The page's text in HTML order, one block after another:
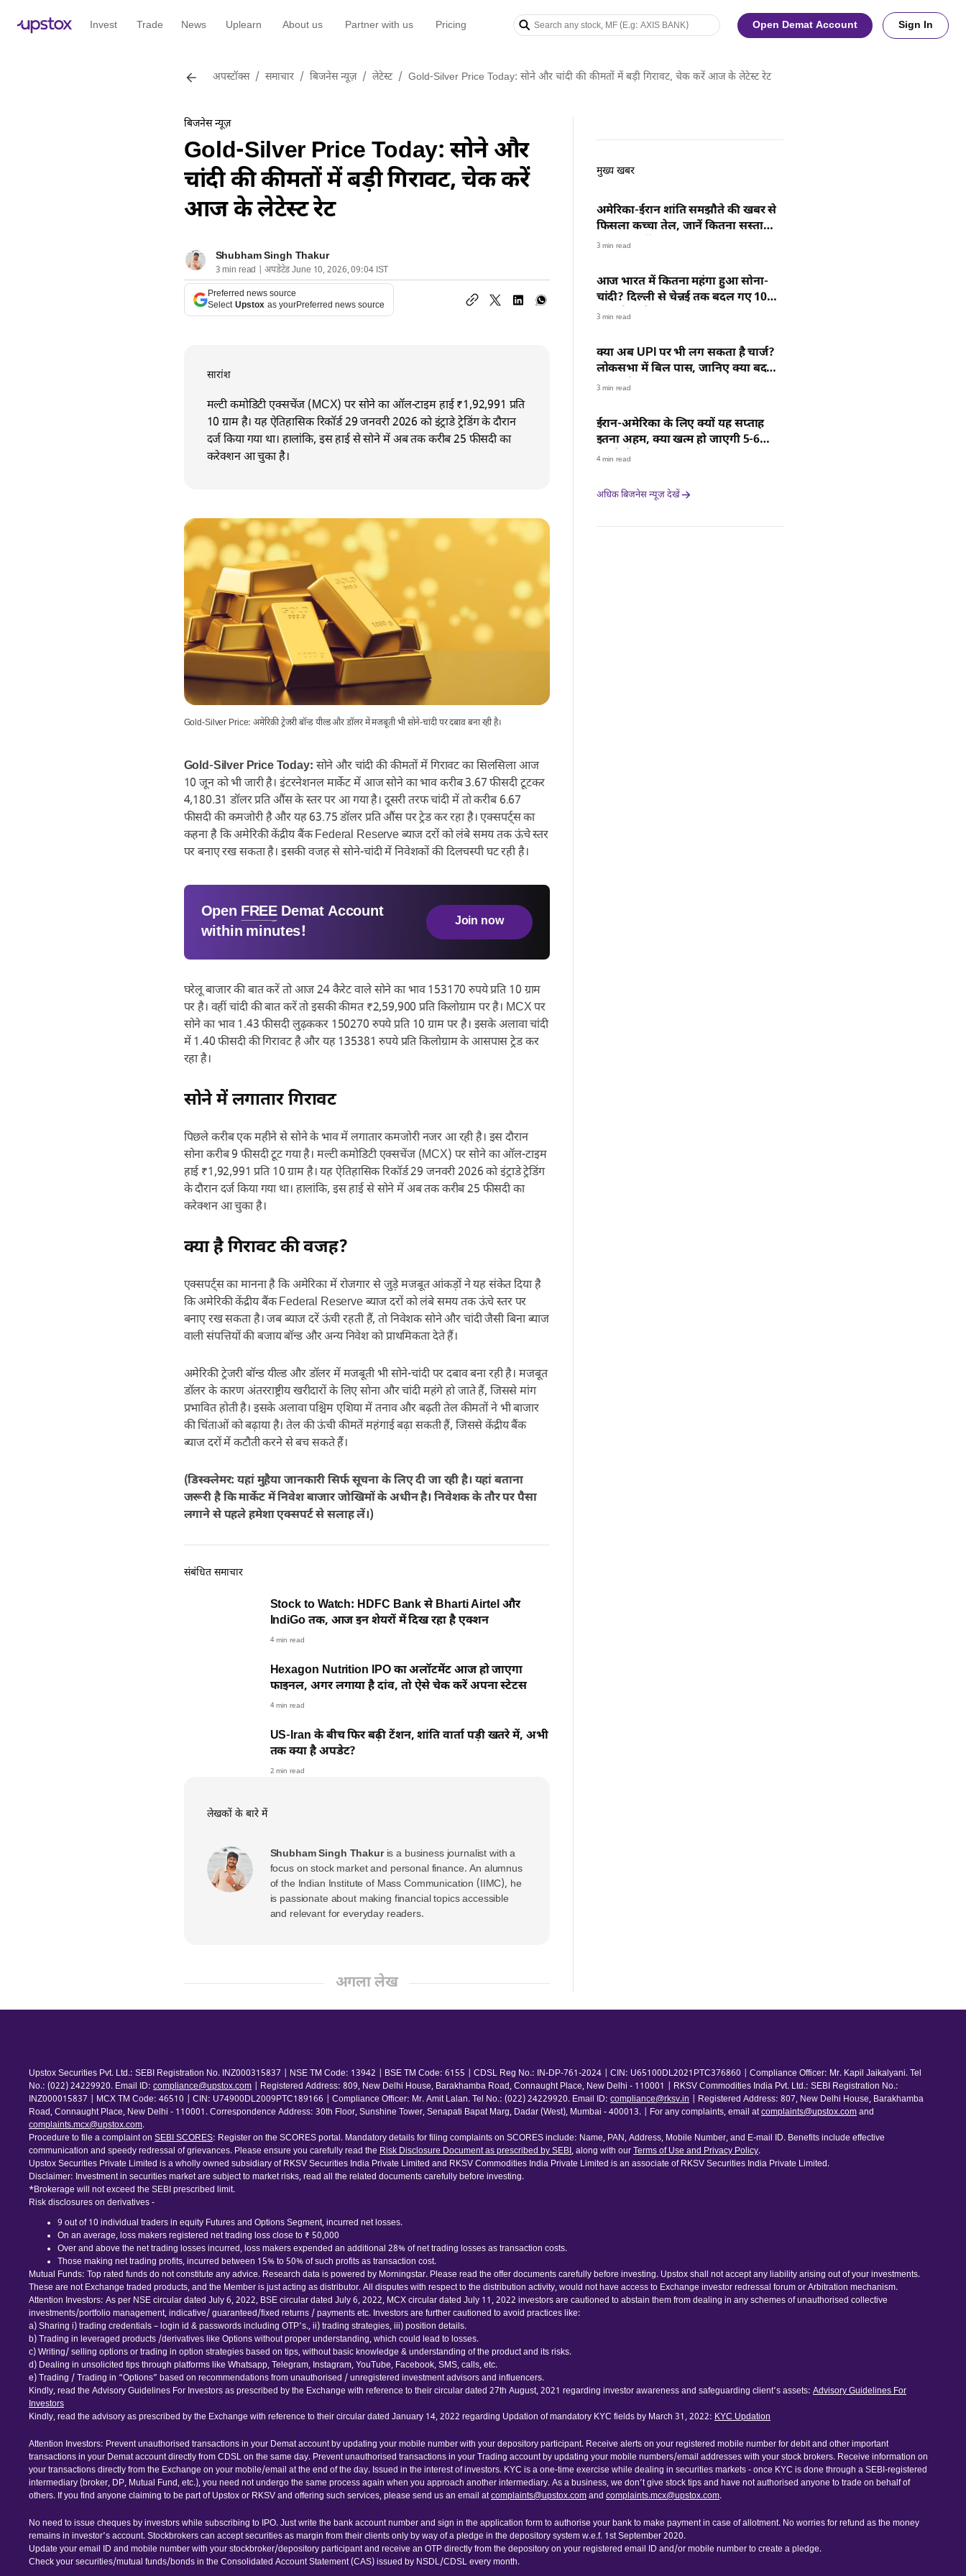
Invest Trade News Uplearn About us Partner with us Pricing Open Demat Account Sign In
अपस्टॉक्स / समाचार / बिजनेस न्यूज़ / लेटेस्ट / Gold-Silver Price Today: सोने और चांदी की कीमतों में बड़ी गिरावट, चेक करें आज के लेटेस्ट रेट
बिजनेस न्यूज़
Gold-Silver Price Today: सोने और
चांदी की कीमतों में बड़ी गिरावट, चेक करें
आज के लेटेस्ट रेट
Shubham Singh Thakur
3 min read | अपडेटेड June 10, 2026, 09:04 IST
Preferred news source
Select Upstox as yourPreferred news source
सारांश
मल्टी कमोडिटी एक्सचेंज (MCX) पर सोने का ऑल-टाइम हाई ₹1,92,991 प्रति
10 ग्राम है। यह ऐतिहासिक रिकॉर्ड 29 जनवरी 2026 को इंट्राडे ट्रेडिंग के दौरान
दर्ज किया गया था। हालांकि, इस हाई से सोने में अब तक करीब 25 फीसदी का
करेक्शन आ चुका है।
Gold-Silver Price: अमेरिकी ट्रेजरी बॉन्ड यील्ड और डॉलर में मजबूती भी सोने-चांदी पर दबाव बना रही है।
Gold-Silver Price Today: सोने और चांदी की कीमतों में गिरावट का सिलसिला आज
10 जून को भी जारी है। इंटरनेशनल मार्केट में आज सोने का भाव करीब 3.67 फीसदी टूटकर
4,180.31 डॉलर प्रति औंस के स्तर पर आ गया है। दूसरी तरफ चांदी में तो करीब 6.67
फीसदी की कमजोरी है और यह 63.75 डॉलर प्रति औंस पर ट्रेड कर रहा है। एक्सपर्ट्स का
कहना है कि अमेरिकी केंद्रीय बैंक Federal Reserve ब्याज दरों को लंबे समय तक ऊंचे स्तर
पर बनाए रख सकता है। इसकी वजह से सोने-चांदी में निवेशकों की दिलचस्पी घट रही है।
Open FREE Demat Account
within minutes!
Join now
घरेलू बाजार की बात करें तो आज 24 कैरेट वाले सोने का भाव 153170 रुपये प्रति 10 ग्राम
पर है। वहीं चांदी की बात करें तो इसकी कीमत ₹2,59,900 प्रति किलोग्राम पर है। MCX पर
सोने का भाव 1.43 फीसदी लुढ़ककर 150270 रुपये प्रति 10 ग्राम पर है। इसके अलावा चांदी
में 1.40 फीसदी की गिरावट है और यह 135381 रुपये प्रति किलोग्राम के आसपास ट्रेड कर
रहा है।
सोने में लगातार गिरावट
पिछले करीब एक महीने से सोने के भाव में लगातार कमजोरी नजर आ रही है। इस दौरान
सोना करीब 9 फीसदी टूट गया है। मल्टी कमोडिटी एक्सचेंज (MCX) पर सोने का ऑल-टाइम
हाई ₹1,92,991 प्रति 10 ग्राम है। यह ऐतिहासिक रिकॉर्ड 29 जनवरी 2026 को इंट्राडे ट्रेडिंग
के दौरान दर्ज किया गया था। हालांकि, इस हाई से सोने में अब तक करीब 25 फीसदी का
करेक्शन आ चुका है।
क्या है गिरावट की वजह?
एक्सपर्ट्स का मानना है कि अमेरिका में रोजगार से जुड़े मजबूत आंकड़ों ने यह संकेत दिया है
कि अमेरिकी केंद्रीय बैंक Federal Reserve ब्याज दरों को लंबे समय तक ऊंचे स्तर पर
बनाए रख सकता है। जब ब्याज दरें ऊंची रहती हैं, तो निवेशक सोने और चांदी जैसी बिना ब्याज
वाली संपत्तियों की बजाय बॉन्ड और अन्य निवेश को प्राथमिकता देते हैं।
अमेरिकी ट्रेजरी बॉन्ड यील्ड और डॉलर में मजबूती भी सोने-चांदी पर दबाव बना रही है। मजबूत
डॉलर के कारण अंतरराष्ट्रीय खरीदारों के लिए सोना और चांदी महंगे हो जाते हैं, जिससे मांग
प्रभावित होती है। इसके अलावा पश्चिम एशिया में तनाव और बढ़ती तेल कीमतों ने भी बाजार
की चिंताओं को बढ़ाया है। तेल की ऊंची कीमतें महंगाई बढ़ा सकती हैं, जिससे केंद्रीय बैंक
ब्याज दरों में कटौती करने से बच सकते हैं।
(डिस्क्लेमर: यहां मुहैया जानकारी सिर्फ सूचना के लिए दी जा रही है। यहां बताना
जरूरी है कि मार्केट में निवेश बाजार जोखिमों के अधीन है। निवेशक के तौर पर पैसा
लगाने से पहले हमेशा एक्सपर्ट से सलाह लें।)
संबंधित समाचार
Stock to Watch: HDFC Bank से Bharti Airtel और
IndiGo तक, आज इन शेयरों में दिख रहा है एक्शन
4 min read
Hexagon Nutrition IPO का अलॉटमेंट आज हो जाएगा
फाइनल, अगर लगाया है दांव, तो ऐसे चेक करें अपना स्टेटस
4 min read
US-Iran के बीच फिर बढ़ी टेंशन, शांति वार्ता पड़ी खतरे में, अभी
तक क्या है अपडेट?
2 min read
लेखकों के बारे में
Shubham Singh Thakur is a business journalist with a
focus on stock market and personal finance. An alumnus
of the Indian Institute of Mass Communication (IIMC), he
is passionate about making financial topics accessible
and relevant for everyday readers.
अगला लेख
मुख्य खबर
अमेरिका-ईरान शांति समझौते की खबर से
फिसला कच्चा तेल, जानें कितना सस्ता
हुआ क्रूड ऑयल
3 min read
आज भारत में कितना महंगा हुआ सोना-
चांदी? दिल्ली से चेन्नई तक बदल गए 10
ग्राम गोल्ड के भाव
3 min read
क्या अब UPI पर भी लग सकता है चार्ज?
लोकसभा में बिल पास, जानिए क्या बदल
सकता है?
3 min read
ईरान-अमेरिका के लिए क्यों यह सप्ताह
इतना अहम, क्या खत्म हो जाएगी 5-6
महीने से चल रही जंग?
4 min read
अधिक बिजनेस न्यूज़ देखें
Upstox Securities Pvt. Ltd.: SEBI Registration No. INZ000315837 | NSE TM Code: 13942 | BSE TM Code: 6155 | CDSL Reg No.: IN-DP-761-2024 | CIN: U65100DL2021PTC376860 | Compliance Officer: Mr. Kapil Jaikalyani. Tel
No.: (022) 24229920. Email ID: compliance@upstox.com
| Registered Address: 809, New Delhi House, Barakhamba Road, Connaught Place, New Delhi - 110001 | RKSV Commodities India Pvt. Ltd.: SEBI Registration No.:
INZ000015837 | MCX TM Code: 46510 | CIN: U74900DL2009PTC189166 | Compliance Officer: Mr. Amit Lalan. Tel No.: (022) 24229920. Email ID: compliance@rksv.in
| Registered Address: 807, New Delhi House, Barakhamba
Road, Connaught Place, New Delhi - 110001. Correspondence Address: 30th Floor, Sunshine Tower, Senapati Bapat Marg, Dadar (West), Mumbai - 400013. | For any complaints, email atcomplaints@upstox.comand
complaints.mcx@upstox.com.
Procedure to file a complaint on SEBI SCORES: Register on the SCORES portal. Mandatory details for filing complaints on SCORES include: Name, PAN, Address, Mobile Number, and E-mail ID. Benefits include effective
communication and speedy redressal of grievances. Please ensure you carefully read the Risk Disclosure Document as prescribed by SEBI, along with ourTerms of Use and Privacy Policy.
Upstox Securities Private Limited is a wholly owned subsidiary of RKSV Securities India Private Limited and RKSV Commodities India Private Limited is an associate of RKSV Securities India Private Limited.
Disclaimer: Investment in securities market are subject to market risks, read all the related documents carefully before investing.
*Brokerage will not exceed the SEBI prescribed limit.
Risk disclosures on derivatives -
9 out of 10 individual traders in equity Futures and Options Segment, incurred net losses.
On an average, loss makers registered net trading loss close to ₹ 50,000
Over and above the net trading losses incurred, loss makers expended an additional 28% of net trading losses as transaction costs.
Those making net trading profits, incurred between 15% to 50% of such profits as transaction cost.
Mutual Funds: Top rated funds do not constitute any advice. Research data is powered by Morningstar. Please read the offer documents carefully before investing. Upstox shall not accept any liability arising out of your investments.
These are not Exchange traded products, and the Member is just acting as distributor. All disputes with respect to the distribution activity, would not have access to Exchange investor redressal forum or Arbitration mechanism.
Attention Investors: As per NSE circular dated July 6, 2022, BSE circular dated July 6, 2022, MCX circular dated July 11, 2022 investors are cautioned to abstain them from dealing in any schemes of unauthorised collective
investments/portfolio management, indicative/ guaranteed/fixed returns / payments etc. Investors are further cautioned to avoid practices like:
a) Sharing i) trading credentials – login id & passwords including OTP’s., ii) trading strategies, iii) position details.
b) Trading in leveraged products /derivatives like Options without proper understanding, which could lead to losses.
c) Writing/ selling options or trading in option strategies based on tips, without basic knowledge & understanding of the product and its risks.
d) Dealing in unsolicited tips through platforms like Whatsapp, Telegram, Instagram, YouTube, Facebook, SMS, calls, etc.
e) Trading / Trading in “Options” based on recommendations from unauthorised / unregistered investment advisors and influencers.
Kindly, read the Advisory Guidelines For Investors as prescribed by the Exchange with reference to their circular dated 27th August, 2021 regarding investor awareness and safeguarding client’s assets: Advisory Guidelines For
Investors
Kindly, read the advisory as prescribed by the Exchange with reference to their circular dated January 14, 2022 regarding Updation of mandatory KYC fields by March 31, 2022: KYC Updation
Attention Investors: Prevent unauthorised transactions in your Demat account by updating your mobile number with your depository participant. Receive alerts on your registered mobile number for debit and other important
transactions in your Demat account directly from CDSL on the same day. Prevent unauthorised transactions in your Trading account by updating your mobile numbers/email addresses with your stock brokers. Receive information on
your transactions directly from the Exchange on your mobile/email at the end of the day. Issued in the interest of investors. KYC is a one-time exercise while dealing in securities markets - once KYC is done through a SEBI-registered
intermediary (broker, DP, Mutual Fund, etc.), you need not undergo the same process again when you approach another intermediary. As a business, we don’t give stock tips and have not authorised anyone to trade on behalf of
others. If you find anyone claiming to be part of Upstox or RKSV and offering such services, please send us an email atcomplaints@upstox.comand complaints.mcx@upstox.com.
No need to issue cheques by investors while subscribing to IPO. Just write the bank account number and sign in the application form to authorise your bank to make payment in case of allotment. No worries for refund as the money
remains in investor’s account. Stockbrokers can accept securities as margin from their clients only by way of a pledge in the depository system w.e.f. 1st September 2020.
Update your email ID and mobile number with your stockbroker/depository participant and receive an OTP directly from the depository on your registered email ID and/or mobile number to create a pledge.
Check your securities/mutual funds/bonds in the Consolidated Account Statement (CAS) issued by NSDL/CDSL every month.